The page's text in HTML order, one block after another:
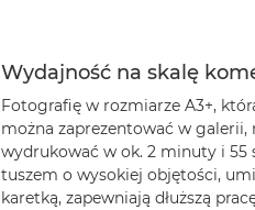
Wydajność na skalę
Fotografię w rozmiarze A3+,
można zaprezentować w galerii,
wydrukować w ok. 2 minuty i 55
tuszem o wysokiej objętości,
karetką, zapewniają dłuższą